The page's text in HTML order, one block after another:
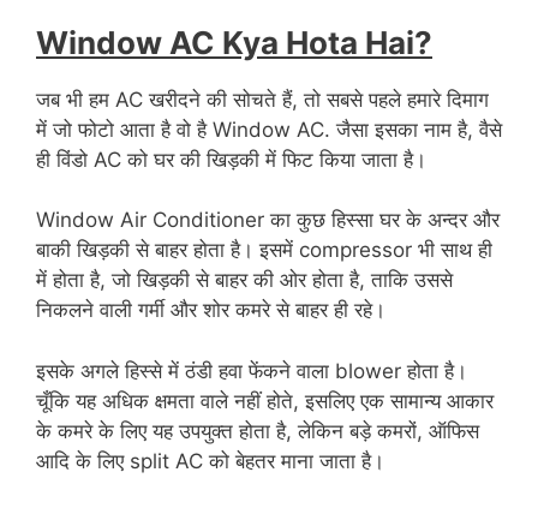
Window AC Kya Hota Hai?
जब भी हम AC खरीदने की सोचते हैं, तो सबसे पहले हमारे दिमाग
में जो फोटो आता है वो है Window AC. जैसा इसका नाम है, वैसे
ही विंडो AC को घर की खिड़की में फिट किया जाता है।
Window Air Conditioner का कुछ हिस्सा घर के अन्दर और
बाकी खिड़की से बाहर होता है। इसमें compressor भी साथ ही
में होता है, जो खिड़की से बाहर की ओर होता है, ताकि उससे
निकलने वाली गर्मी और शोर कमरे से बाहर ही रहे।
इसके अगले हिस्से में ठंडी हवा फेंकने वाला blower होता है।
चूँकि यह अधिक क्षमता वाले नहीं होते, इसलिए एक सामान्य आकार
के कमरे के लिए यह उपयुक्त होता है, लेकिन बड़े कमरों, ऑफिस
आदि के लिए split AC को बेहतर माना जाता है।